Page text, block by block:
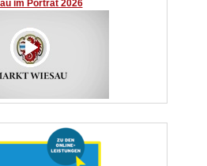
im Porträt 2026